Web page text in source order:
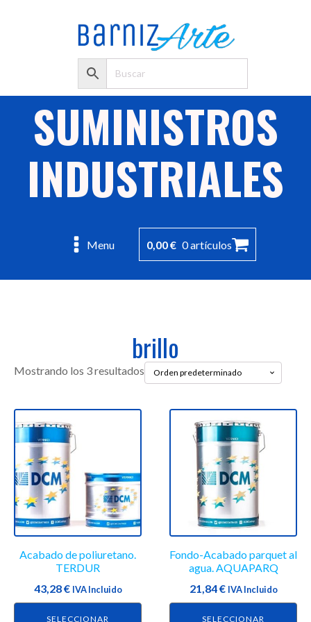
SUMINISTROS
INDUSTRIALES
Menu 0,00€ 0 artículos
brillo
Mostrando los 3 resultados
Acabado de poliuretano.
TERDUR
43,28€ IVA Incluido
SELECCIONAR
tiene
múltiples
variantes.
Las
opciones
se
pueden
la
Fondo-Acabado parquet al
agua. AQUAPARQ
21,84€ IVA Incluido
SELECCIONAR
producto
múltiples
variantes.
opciones
se
pueden
elegir
la